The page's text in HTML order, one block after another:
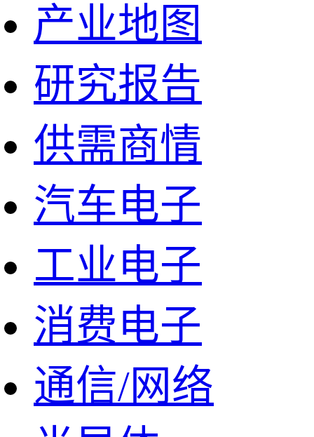
产业地图
研究报告
供需商情
汽车电子
工业电子
消费电子
通信/网络